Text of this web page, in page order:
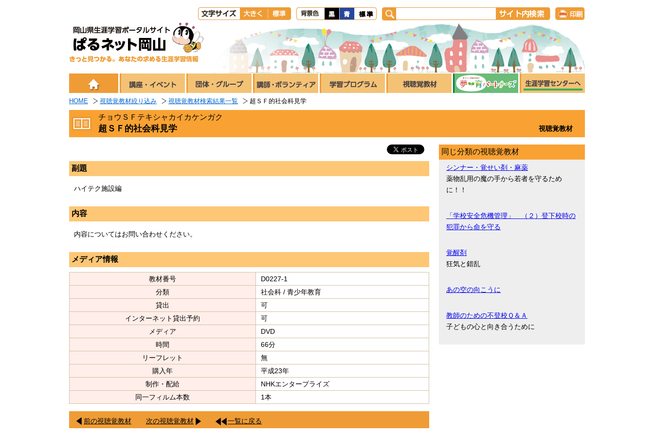
HOME 視聴覚教材絞り込み 視聴覚教材検索結果一覧 超ＳＦ的社会科見学
チョウＳＦテキシャカイカケンガク
超ＳＦ的社会科見学 視聴覚教材
副題
ハイテク施設編
内容
内容についてはお問い合わせください。
メディア情報
教材番号
D0227-1
分類
社会科 / 青少年教育
貸出
可
インターネット貸出予約
可
メディア
DVD
時間
66分
リーフレット
無
購入年
平成23年
制作・配給
NHKエンタープライズ
同一フィルム本数
1本
前の視聴覚教材 次の視聴覚教材 一覧に戻る
同じ分類の視聴覚教材
シンナー・覚せい剤・麻薬
薬物乱用の魔の手から若者を守るため
に！！
「学校安全危機管理」 （２）登下校時の
犯罪から命を守る
覚醒剤
狂気と錯乱
あの空の向こうに
教師のための不登校Ｑ＆Ａ
子どもの心と向き合うために